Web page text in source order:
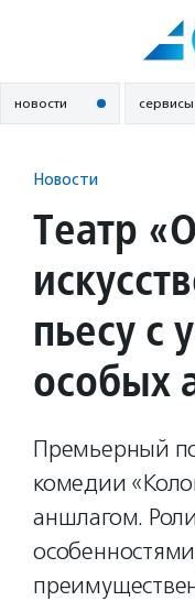
новости сервисы
Новости
Театр
пьесу с
особых
Премьерный
комедии
аншлагом.